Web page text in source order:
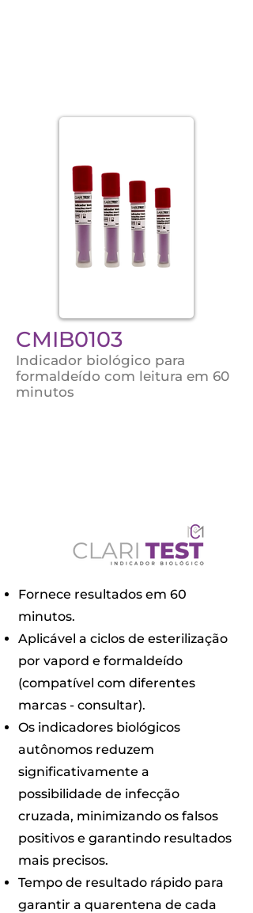
CMIB0103
Indicador biológico para
formaldeído com leitura em 60
minutos
Fornece resultados em 60
minutos.
Aplicável a ciclos de esterilização
por vapord e formaldeído
(compatível com diferentes
marcas - consultar).
Os indicadores biológicos
autônomos reduzem
significativamente a
possibilidade de infecção
cruzada, minimizando os falsos
positivos e garantindo resultados
mais precisos.
Tempo de resultado rápido para
garantir a quarentena de cada